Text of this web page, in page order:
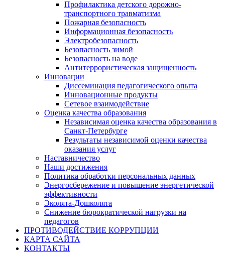
Профилактика детского дорожно-
транспортного травматизма
Пожарная безопасность
Информационная безопасность
Электробезопасность
Безопасность зимой
Безопасность на воде
Антитеррористическая защищенность
Инновации
Диссеминация педагогического опыта
Инновационные продукты
Сетевое взаимодействие
Оценка качества образования
Независимая оценка качества образования в
Санкт-Петербурге
Результаты независимой оценки качества
оказания услуг
Наставничество
Наши достижения
Политика обработки персональных данных
Энергосбережение и повышение энергетической
эффективности
Эколята-Дошколята
Снижение бюрократической нагрузки на
педагогов
ПРОТИВОДЕЙСТВИЕ КОРРУПЦИИ
КАРТА САЙТА
КОНТАКТЫ